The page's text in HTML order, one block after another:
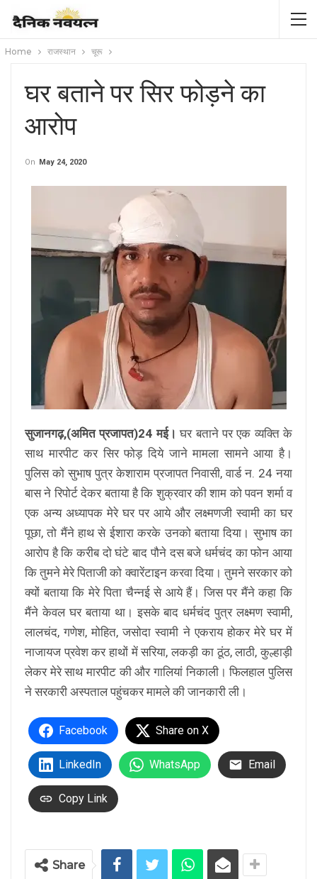
Home राजस्थान चूरू
घर बताने पर सिर फोड़ने का
आरोप
On May 24, 2020
सुजानगढ़,(अमित प्रजापत)24 मई। घर बताने पर एक व्यक्ति के
साथ मारपीट कर सिर फोड़ दिये जाने मामला सामने आया है।
पुलिस को सुभाष पुत्र केशाराम प्रजापत निवासी, वार्ड न. 24 नया
बास ने रिपोर्ट देकर बताया है कि शुक्रवार की शाम को पवन शर्मा व
एक अन्य अध्यापक मेरे घर पर आये और लक्ष्मणजी स्वामी का घर
पूछा, तो मैंने हाथ से ईशारा करके उनको बताया दिया। सुभाष का
आरोप है कि करीब दो घंटे बाद पौने दस बजे धर्मचंद का फोन आया
कि तुमने मेरे पिताजी को क्वारेंटाइन करवा दिया। तुमने सरकार को
क्यों बताया कि मेरे पिता चैन्नई से आये हैं। जिस पर मैंने कहा कि
मैंने केवल घर बताया था। इसके बाद धर्मचंद पुत्र लक्ष्मण स्वामी,
लालचंद, गणेश, मोहित, जसोदा स्वामी ने एकराय होकर मेरे घर में
नाजायज प्रवेश कर हाथों में सरिया, लकड़ी का ठूंठ, लाठी, कुल्हाड़ी
लेकर मेरे साथ मारपीट की और गालियां निकाली। फिलहाल पुलिस
ने सरकारी अस्पताल पहुंचकर मामले की जानकारी ली।
Facebook Share on X
LinkedIn WhatsApp Email
Copy Link
Share